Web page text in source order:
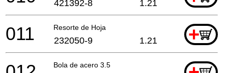
421392-8 1.21
Resorte de Hoja +
011 232050-9 1.21
Bola de acero 3.5